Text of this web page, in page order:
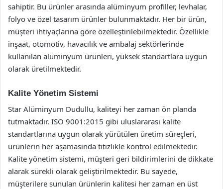
sahiptir. Bu ürünler arasında alüminyum profiller, levhalar,
folyo ve özel tasarım ürünler bulunmaktadır. Her bir ürün,
müşteri ihtiyaçlarına göre özelleştirilebilmektedir. Özellikle
inşaat, otomotiv, havacılık ve ambalaj sektörlerinde
kullanılan alüminyum ürünleri, yüksek standartlara uygun
olarak üretilmektedir.
Kalite Yönetim Sistemi
Star Alüminyum Dudullu, kaliteyi her zaman ön planda
tutmaktadır. ISO 9001:2015 gibi uluslararası kalite
standartlarına uygun olarak yürütülen üretim süreçleri,
ürünlerin her aşamasında titizlikle kontrol edilmektedir.
Kalite yönetim sistemi, müşteri geri bildirimlerini de dikkate
alarak sürekli olarak geliştirilmektedir. Bu sayede,
müşterilere sunulan ürünlerin kalitesi her zaman en üst